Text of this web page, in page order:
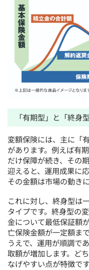
「有期型」と「終身
変額保険には、主に「
があります。例えば有
だけ保障が続き、その
迎えると、運用成果に
その金額は市場の動き
これに対し、終身型は
タイプです。終身型の
金について最低保証額
亡保険金額が一定額ま
うえで、運用が順調で
取額が増加します。ど
なげやすい点が特徴です